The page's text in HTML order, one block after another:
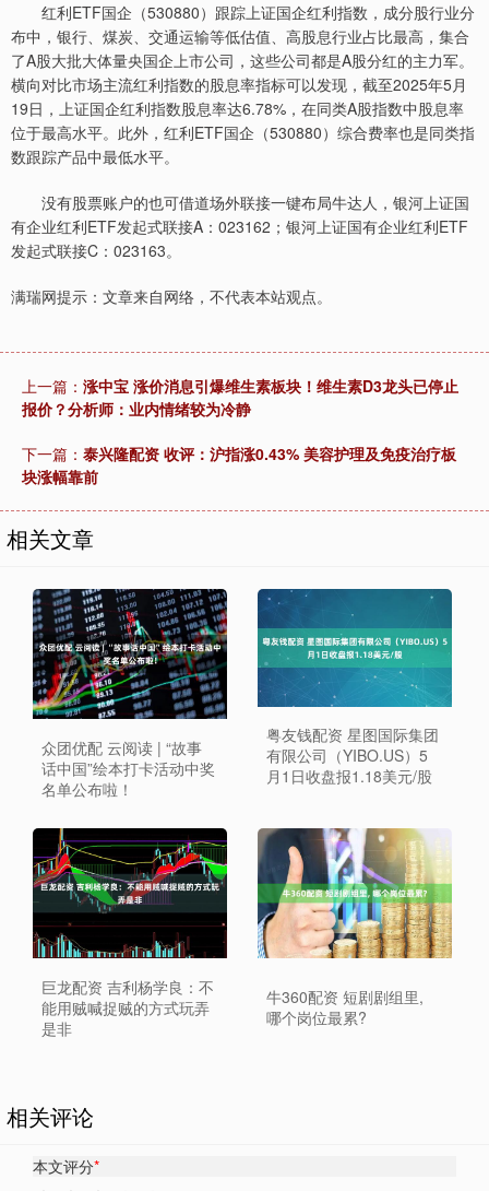
红利ETF国企（530880）跟踪上证国企红利指数，成分股行业分
布中，银行、煤炭、交通运输等低估值、高股息行业占比最高，集合
了A股大批大体量央国企上市公司，这些公司都是A股分红的主力军。
横向对比市场主流红利指数的股息率指标可以发现，截至2025年5月
19日，上证国企红利指数股息率达6.78%，在同类A股指数中股息率
位于最高水平。此外，红利ETF国企（530880）综合费率也是同类指
数跟踪产品中最低水平。
没有股票账户的也可借道场外联接一键布局牛达人，银河上证国
有企业红利ETF发起式联接A：023162；银河上证国有企业红利ETF
发起式联接C：023163。
满瑞网提示：文章来自网络，不代表本站观点。
上一篇： 涨中宝 涨价消息引爆维生素板块！维生素D3龙头已停止
报价？分析师：业内情绪较为冷静
下一篇： 泰兴隆配资 收评：沪指涨0.43% 美容护理及免疫治疗板
块涨幅靠前
相关文章
众团优配 云阅读 | “故事
话中国”绘本打卡活动中奖
名单公布啦！
粤友钱配资 星图国际集团
有限公司（YIBO.US）5
月1日收盘报1.18美元/股
巨龙配资 吉利杨学良：不
能用贼喊捉贼的方式玩弄
是非
牛360配资 短剧剧组里,
哪个岗位最累?
相关评论
本文评分*